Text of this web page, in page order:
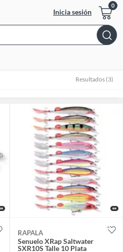
Inicia sesión
Bar
Resultados (3)
RAPALA
Senuelo XRap Saltwater
SXR10S Talle 10 Plata